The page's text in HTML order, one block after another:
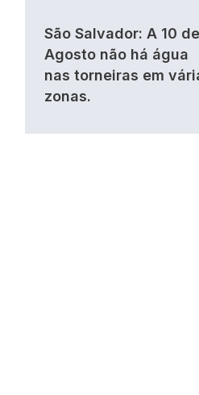
São Salvador: A 10 de
Agosto não há água
nas torneiras em
zonas.